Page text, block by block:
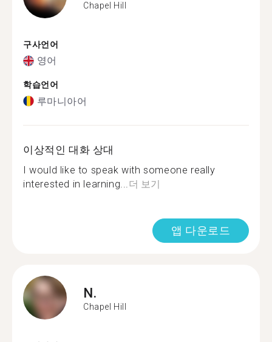
Chapel Hill
구사언어
영어
학습언어
루마니아어
이상적인 대화 상대
I would like to speak with someone really
interested in learning... 더 보기
앱 다운로드
N.
Chapel Hill